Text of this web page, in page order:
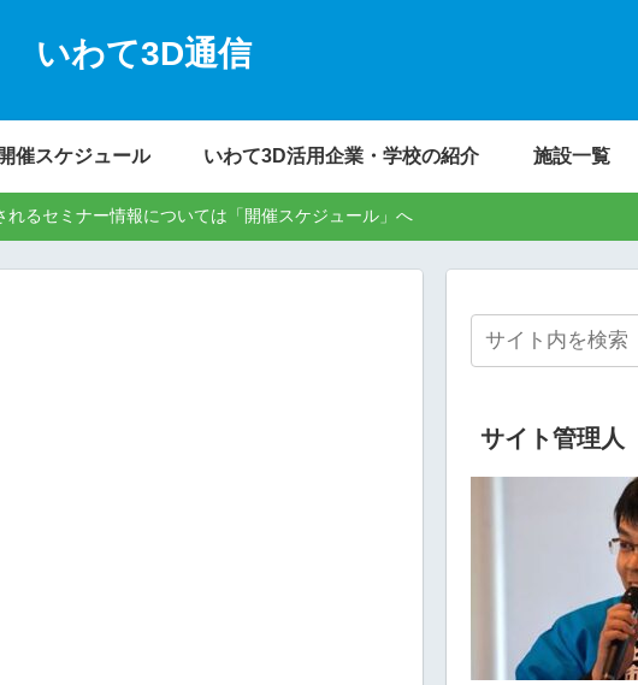
いわて3D通信
開催スケジュール いわて3D活用企業・学校の紹介 施設一覧
れるセミナー情報については「開催スケジュール」へ
サイト管理人